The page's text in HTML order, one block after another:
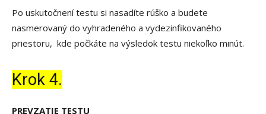
Po uskutočnení testu si nasadíte rúško a budete
nasmerovaný do vyhradeného a vydezinfikovaného
priestoru, kde počkáte na výsledok testu niekoľko minút.
Krok 4.
PREVZATIE TESTU